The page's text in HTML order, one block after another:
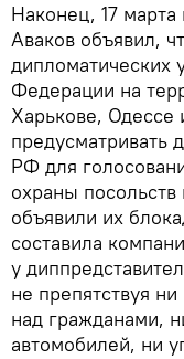
Наконец, 17
Аваков объявил,
дипломатических
Федерации на
Харькове, Одессе
предусматривать
РФ для
охраны посольств
объявили их
составила
у
не препятствуя
над гражданами,
автомобилей, ни